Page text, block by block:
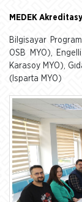
MEDEK
Bilgisayar
OSB MYO),
Karasoy MYO),
(Isparta MYO)